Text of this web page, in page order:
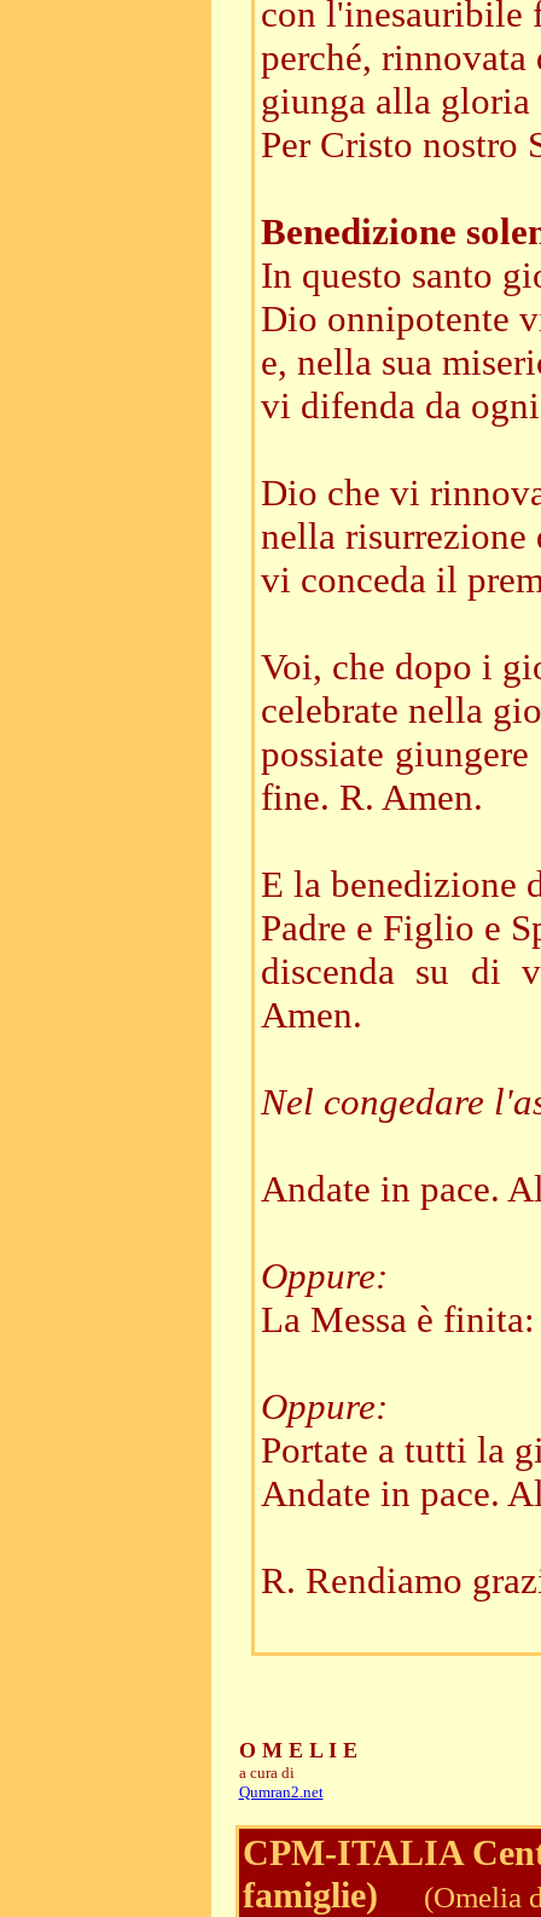
con l'inesauribile
perché, rinnovata
giunga alla
Per Cristo nostro
Benedizione
In questo santo
Dio onnipotente
e, nella sua
vi difenda da
Dio che vi
nella
vi conceda il
Voi, che dopo i
celebrate nella
possiate
fine. R. Amen.
E la benedizione
Padre e Figlio e
discenda su di
Amen.
Nel congedare
Andate in pace.
Oppure:
La Messa è
Oppure:
Portate a tutti la
Andate in pace.
R. Rendiamo
O M E L I E
a cura di
Qumran2.net
CPM-ITALIA
famiglie)
(Omelia